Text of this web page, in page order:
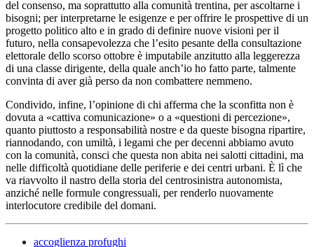
del consenso, ma soprattutto alla comunità trentina, per ascoltarne i
bisogni; per interpretarne le esigenze e per offrire le prospettive di un
progetto politico alto e in grado di definire nuove visioni per il
futuro, nella consapevolezza che l’esito pesante della consultazione
elettorale dello scorso ottobre è imputabile anzitutto alla leggerezza
di una classe dirigente, della quale anch’io ho fatto parte, talmente
convinta di aver già perso da non combattere nemmeno.
Condivido, infine, l’opinione di chi afferma che la sconfitta non è
dovuta a «cattiva comunicazione» o a «questioni di percezione»,
quanto piuttosto a responsabilità nostre e da queste bisogna ripartire,
riannodando, con umiltà, i legami che per decenni abbiamo avuto
con la comunità, consci che questa non abita nei salotti cittadini, ma
nelle difficoltà quotidiane delle periferie e dei centri urbani. È lì che
va riavvolto il nastro della storia del centrosinistra autonomista,
anziché nelle formule congressuali, per renderlo nuovamente
interlocutore credibile del domani.
accoglienza profughi